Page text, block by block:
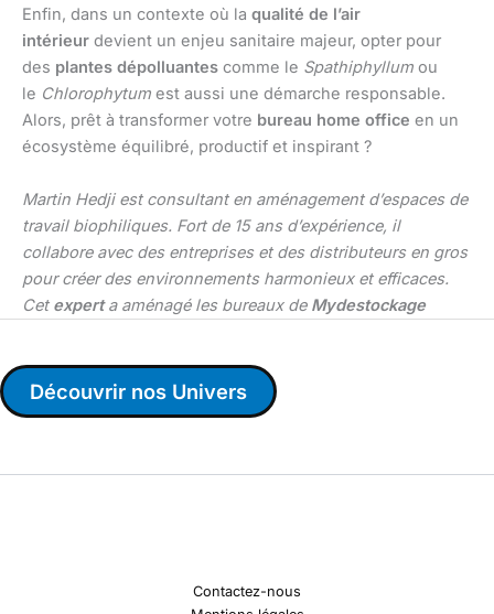
Enfin, dans un contexte où la qualité de l’air
intérieur devient un enjeu sanitaire majeur, opter pour
des plantes dépolluantes comme le Spathiphyllum ou
le Chlorophytum est aussi une démarche responsable.
Alors, prêt à transformer votre bureau home office en un
écosystème équilibré, productif et inspirant ?
Martin Hedji est consultant en aménagement d’espaces de
travail biophiliques. Fort de 15 ans d’expérience, il
collabore avec des entreprises et des distributeurs en gros
pour créer des environnements harmonieux et efficaces.
Cet experta aménagé les bureaux de Mydestockage
Découvrir nos Univers
Contactez-nous